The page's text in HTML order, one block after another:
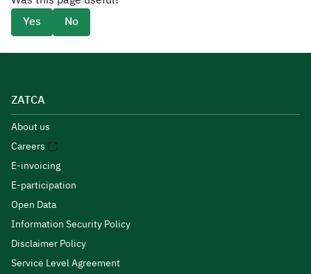
Yes
No
ZATCA
About us
Careers
E-invoicing
E-participation
Open Data
Information Security Policy
Disclaimer Policy
Service Level Agreement